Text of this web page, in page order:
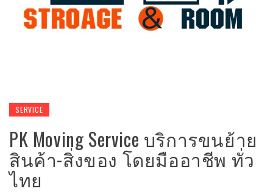
SERVICE
PK Moving Service บริการขนย้าย
สินค้า-สิ่งของ โดยมืออาชีพ ทั่ว
ไทย